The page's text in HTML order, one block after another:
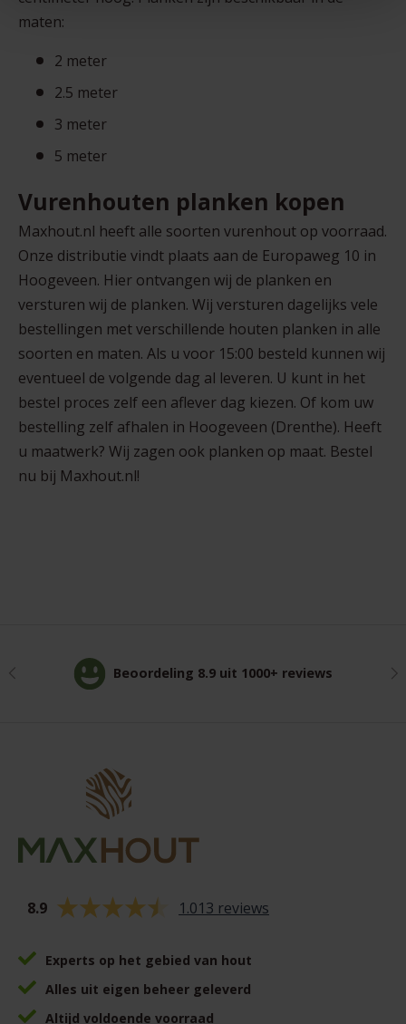
maten:
2 meter
2.5 meter
3 meter
5 meter
Vurenhouten planken kopen
Maxhout.nl heeft alle soorten vurenhout op voorraad.
Onze distributie vindt plaats aan de Europaweg 10 in
Hoogeveen. Hier ontvangen wij de planken en
versturen wij de planken. Wij versturen dagelijks vele
bestellingen met verschillende houten planken in alle
soorten en maten. Als u voor 15:00 besteld kunnen wij
eventueel de volgende dag al leveren. U kunt in het
bestel proces zelf een aflever dag kiezen. Of kom uw
bestelling zelf afhalen in Hoogeveen (Drenthe). Heeft
u maatwerk? Wij zagen ook planken op maat. Bestel
nu bij Maxhout.nl!
Vorige Beoordeling 8.9 uit 1000+ reviews
8.9 1.013 reviews
Experts op het gebied van hout
Alles uit eigen beheer geleverd
Altijd voldoende voorraad